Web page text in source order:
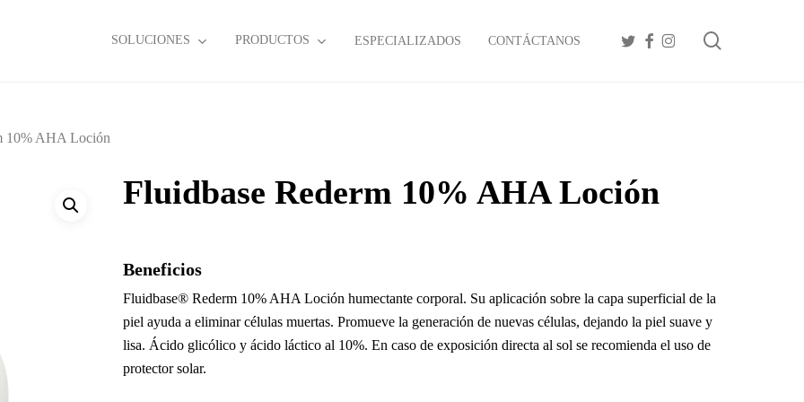
SOLUCIONES PRODUCTOS ESPECIALIZADOS CONTÁCTANOS TWITTER
FACEBOOK
INSTAGRAM
10% AHA Loción
Fluidbase Rederm 10% AHA Loción
Beneficios
Fluidbase® Rederm 10% AHA Loción humectante corporal. Su aplicación sobre la capa superficial de la
piel ayuda a eliminar células muertas. Promueve la generación de nuevas células, dejando la piel suave y
lisa. Ácido glicólico y ácido láctico al 10%. En caso de exposición directa al sol se recomienda el uso de
protector solar.